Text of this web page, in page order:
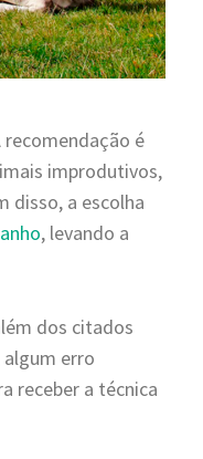
recomendação é
improdutivos,
disso, a escolha
, levando a
dos citados
erro
receber a técnica